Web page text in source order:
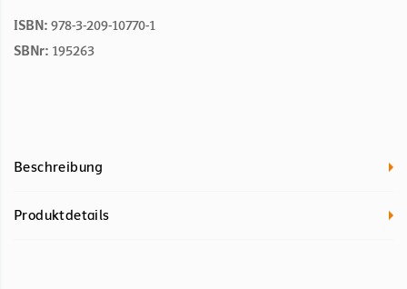
ISBN: 978-3-209-10770-1
SBNr: 195263
Beschreibung
Produktdetails